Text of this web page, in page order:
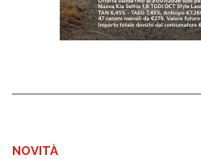
NOVITÀ